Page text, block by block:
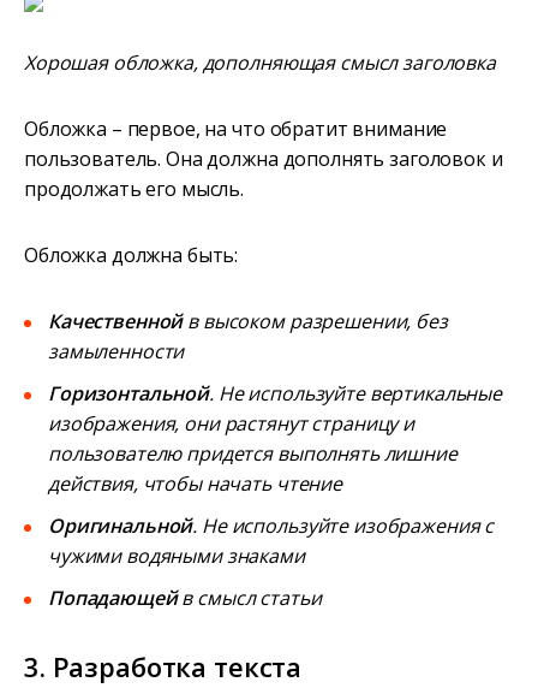
Хорошая обложка, дополняющая смысл заголовка
Обложка – первое, на что обратит внимание
пользователь. Она должна дополнять заголовок и
продолжать его мысль.
Обложка должна быть:
Качественнойв высоком разрешении, без
замыленности
Горизонтальной. Не используйте вертикальные
изображения, они растянут страницу и
пользователю придется выполнять лишние
действия, чтобы начать чтение
Оригинальной. Не используйте изображения с
чужими водяными знаками
Попадающейв смысл статьи
3. Разработка текста